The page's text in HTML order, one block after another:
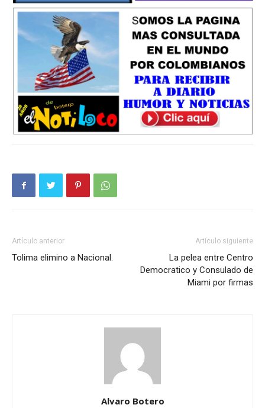
Artículo anterior
Tolima elimino a Nacional.
Artículo siguiente
La pelea entre Centro
Democratico y Consulado de
Miami por firmas
Alvaro Botero